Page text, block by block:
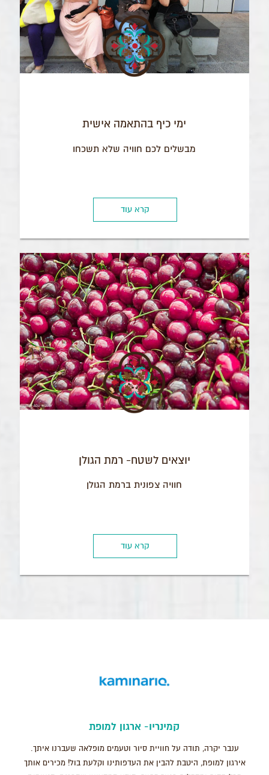
ימי כיף בהתאמה אישית
מבשלים לכם חוויה שלא תשכחו
קרא עוד
יוצאים לשטח- רמת הגולן
חוויה צפונית ברמת הגולן
קרא עוד
קמינריו- ארגון למופת
ענבר יקרה, תודה על חוויית סיור וטעמים מופלאה שעברנו איתך.
אירגון למופת, היטבת להבין את העדפותינו וקלעת בול! מכירים אותך